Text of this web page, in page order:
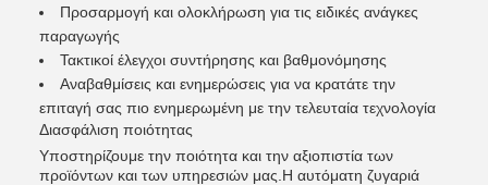
Προσαρμογή και ολοκλήρωση για τις ειδικές ανάγκες
παραγωγής
Τακτικοί έλεγχοι συντήρησης και βαθμονόμησης
Αναβαθμίσεις και ενημερώσεις για να κρατάτε την
επιταγή σας πιο ενημερωμένη με την τελευταία τεχνολογία
Διασφάλιση ποιότητας
Υποστηρίζουμε την ποιότητα και την αξιοπιστία των
προϊόντων και των υπηρεσιών μας.Η αυτόματη ζυγαριά